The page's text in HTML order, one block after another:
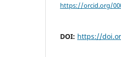
https://orcid.org/
DOI: https://